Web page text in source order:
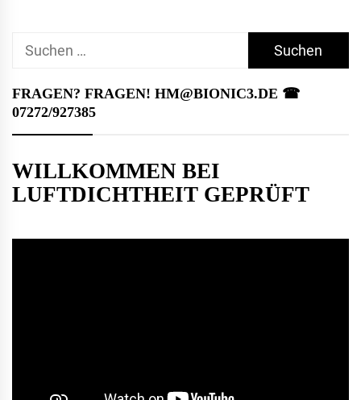
Suchen
FRAGEN? FRAGEN! HM@BIONIC3.DE ☎︎
07272/927385
WILLKOMMEN BEI
LUFTDICHTHEIT GEPRÜFT